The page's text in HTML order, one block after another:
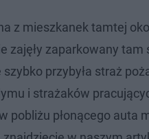
z mieszkanek tamtej
zajęły zaparkowany tam
przybyła straż
i strażaków
pobliżu płonącego auta